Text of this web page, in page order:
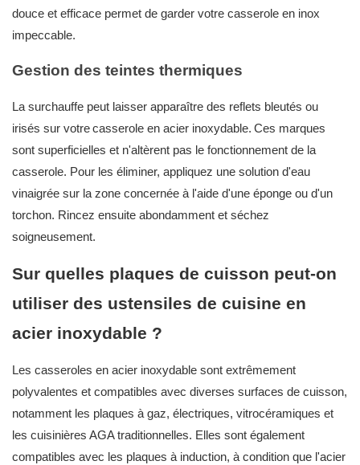
douce et efficace permet de garder votre casserole en inox
impeccable.
Gestion des teintes thermiques
La surchauffe peut laisser apparaître des reflets bleutés ou
irisés sur votrecasserole en acier inoxydable. Ces marques
sont superficielles et n'altèrent pas le fonctionnement de la
casserole. Pour les éliminer, appliquez une solution d'eau
vinaigrée sur la zone concernée à l'aide d'une éponge ou d'un
torchon. Rincez ensuite abondamment et séchez
soigneusement.
Sur quelles plaques de cuisson peut-on
utiliser des ustensiles de cuisine en
acier inoxydable ?
Les casseroles en acier inoxydable sont extrêmement
polyvalentes et compatibles avec diverses surfaces de cuisson,
notamment les plaques à gaz, électriques, vitrocéramiques et
les cuisinières AGA traditionnelles. Elles sont également
compatibles avec les plaques à induction, à condition que l'acier